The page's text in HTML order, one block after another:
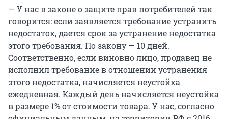
— У нас в законе о защите прав потребителей так
говорится: если заявляется требование устранить
недостаток, дается срок за устранение недостатка
этого требования. По закону — 10 дней.
Соответственно, если виновно лицо, продавец не
исполнил требование в отношении устранения
этого недостатка, начисляется неустойка
ежедневная. Каждый день начисляется неустойка
в размере 1% от стоимости товара. У нас, согласно